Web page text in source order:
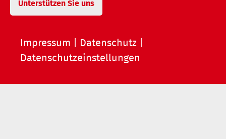
Unterstützen Sie uns
Impressum Datenschutz
Datenschutzeinstellungen